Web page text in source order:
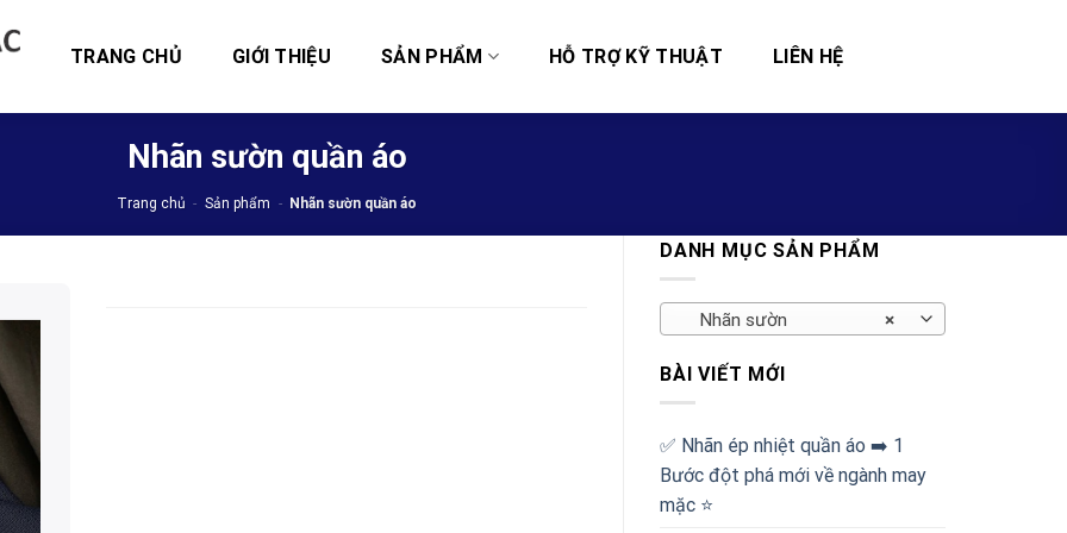
TRANG CHỦ GIỚI THIỆU SẢN PHẨM HỖ TRỢ KỸ THUẬT LIÊN HỆ
Nhãn sườn quần áo
Trang chủ - Sản phẩm - Nhãn sườn quần áo
DANH MỤC SẢN PHẨM
×
Nhãn sườn
BÀI VIẾT MỚI
✅‪ Nhãn ép nhiệt quần áo ➡️ 1
Bước đột phá mới về ngành may
mặc ⭐️